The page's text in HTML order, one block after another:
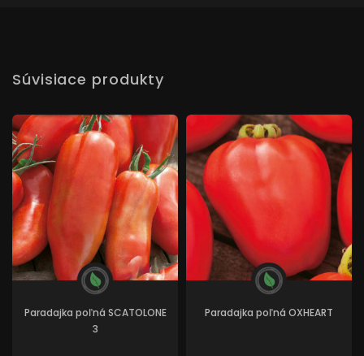
Súvisiace produkty
Paradajka poľná SCATOLONE
3
Paradajka poľná OXHEART